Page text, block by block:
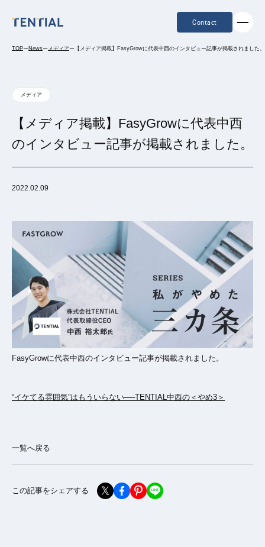
Contact
TOPーNewsーメディアー 【メディア掲載】FasyGrowに代表中西のインタビュー記事が掲載されました。
メディア
【メディア掲載】FasyGrowに代表中西
のインタビュー記事が掲載されました。
2022.02.09
FasyGrowに代表中西のインタビュー記事が掲載されました。
“イケてる雰囲気”はもういらない──TENTIAL中西の＜やめ3＞
一覧へ戻る
この記事をシェアする